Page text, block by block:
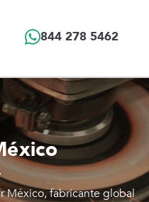
844 278 5462
México, fabricante global